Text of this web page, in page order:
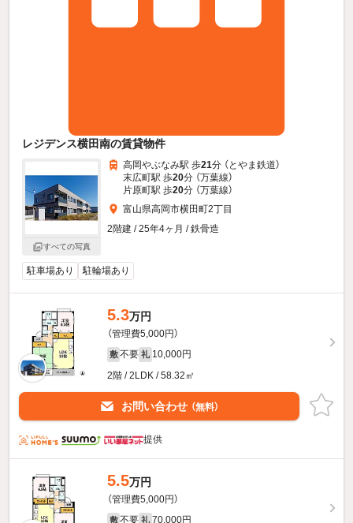
レジデンス横田南の賃貸物件
すべての写真
高岡やぶなみ駅 歩21分 （とやま鉄道）
末広町駅 歩20分 （万葉線）
片原町駅 歩20分 （万葉線）
富山県高岡市横田町2丁目
2階建 / 25年4ヶ月 / 鉄骨造
駐車場あり 駐輪場あり
5.3万円
（管理費5,000円）
敷 不要 礼 10,000円
2階 / 2LDK / 58.32㎡
お問い合わせ （無料）
提供
5.5万円
（管理費5,000円）
敷 不要 礼 70,000円